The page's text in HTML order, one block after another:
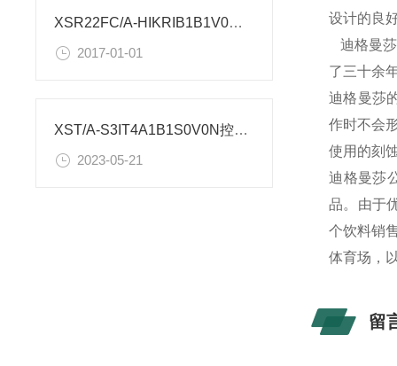
XSR22FC/A-HIKRIB1B1V0流量积算仪-参数
2017-01-01
XST/A-S3IT4A1B1S0V0N控制器安装尺寸是多大？
2023-05-21
设计的良
迪格曼
了三十余
迪格曼莎
作时不会
使用的刻
迪格曼莎
品。由于
个饮料销
体育场，
留